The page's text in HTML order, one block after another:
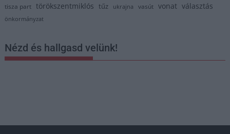
tisza part törökszentmiklós tűz ukrajna vasút vonat választás
önkormányzat
Nézd és hallgasd velünk!